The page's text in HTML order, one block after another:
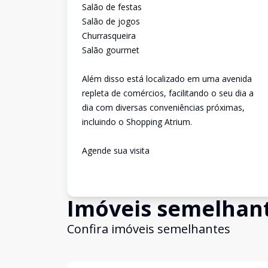
Salão de festas
Salão de jogos
Churrasqueira
Salão gourmet
Além disso está localizado em uma avenida
repleta de comércios, facilitando o seu dia a
dia com diversas conveniências próximas,
incluindo o Shopping Atrium.
Agende sua visita
Imóveis
Confira imóveis semelhantes